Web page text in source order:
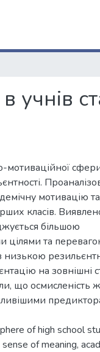
учнів
мотиваційної
мотивацію та
класів.
більшою
цілями та
низькою
на зовнішні
що осмисленість
of high school
of meaning,